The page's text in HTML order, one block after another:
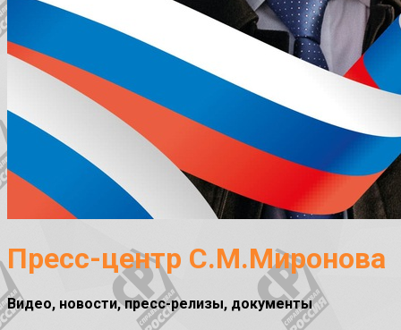
Пресс-центр С.М.Миронова
Видео, новости, пресс-релизы, документы